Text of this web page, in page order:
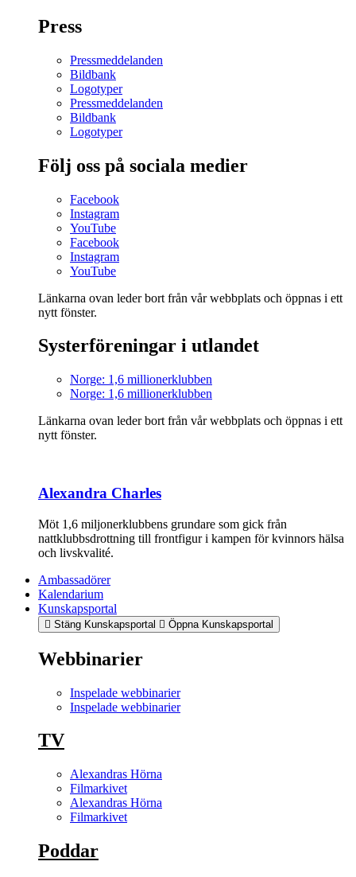
Press
Pressmeddelanden
Bildbank
Logotyper
Pressmeddelanden
Bildbank
Logotyper
Följ oss på sociala medier
Facebook
Instagram
YouTube
Facebook
Instagram
YouTube
Länkarna ovan leder bort från vår webbplats och öppnas i ett
nytt fönster.
Systerföreningar i utlandet
Norge: 1,6 millionerklubben
Norge: 1,6 millionerklubben
Länkarna ovan leder bort från vår webbplats och öppnas i ett
nytt fönster.
Alexandra Charles
Möt 1,6 miljonerklubbens grundare som gick från
nattklubbsdrottning till frontfigur i kampen för kvinnors hälsa
och livskvalité.
Ambassadörer
Kalendarium
Kunskapsportal
Stäng Kunskapsportal Öppna Kunskapsportal
Webbinarier
Inspelade webbinarier
Inspelade webbinarier
TV
Alexandras Hörna
Filmarkivet
Alexandras Hörna
Filmarkivet
Poddar